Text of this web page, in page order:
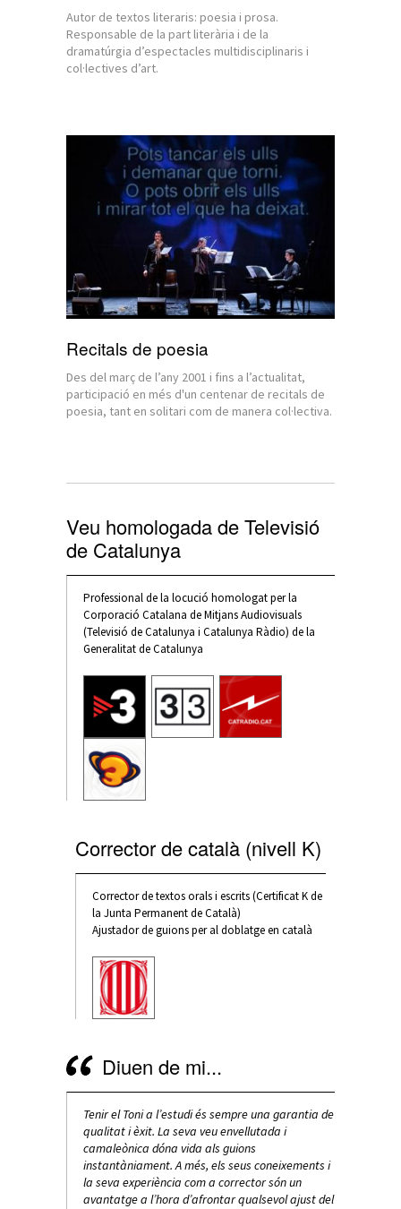
Autor de textos literaris: poesia i prosa.
Responsable de la part literària i de la
dramatúrgia d’espectacles multidisciplinaris i
col·lectives d’art.
Recitals de poesia
Des del març de l’any 2001 i fins a l’actualitat,
participació en més d'un centenar de recitals de
poesia, tant en solitari com de manera col·lectiva.
Veu homologada de Televisió
de Catalunya
Professional de la locució homologat per la
Corporació Catalana de Mitjans Audiovisuals
(Televisió de Catalunya i Catalunya Ràdio) de la
Generalitat de Catalunya
Corrector de català (nivell K)
Corrector de textos orals i escrits (Certificat K de
la Junta Permanent de Català)
Ajustador de guions per al doblatge en català
Diuen de mi...
una garantia de
seus coneixements i
corrector són un
qualsevol ajust del
La feina mal feta no té futur, la feina ben feta no
té fronteres! Quin missatge tan adient per a la
correcció de textos, i com n’és d’escaient per al
Toni. El seu treball és garantia de rigorositat.
Jordi Dalmau